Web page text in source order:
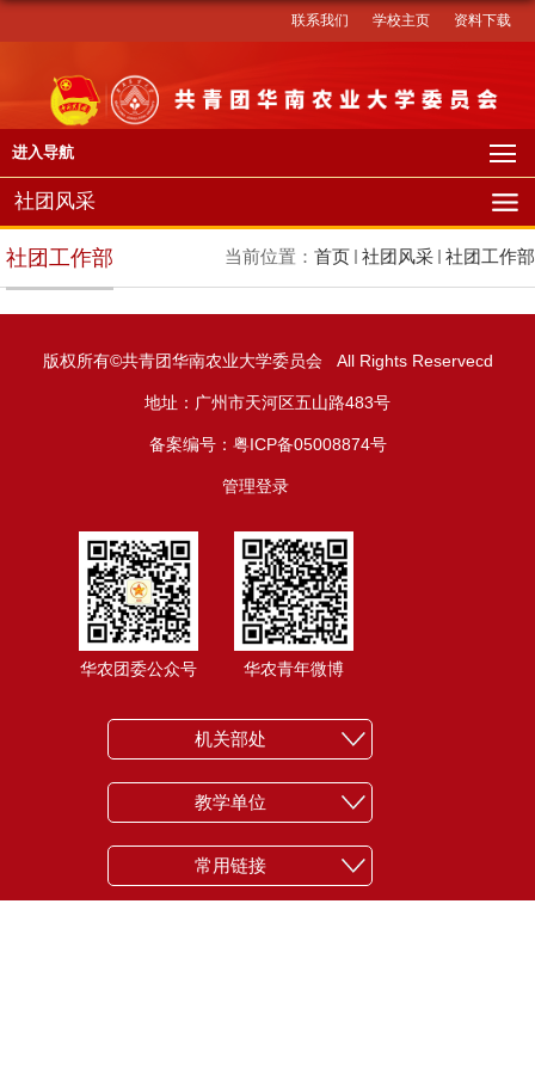
资料下载
学校主页
联系我们
进入导航
社团风采
当前位置： 首页 社团风采 社团工作部
社团工作部
版权所有©共青团华南农业大学委员会 All Rights Reservecd
地址：广州市天河区五山路483号
备案编号：粤ICP备05008874号
管理登录
华农团委公众号 华农青年微博
机关部处
教学单位
常用链接